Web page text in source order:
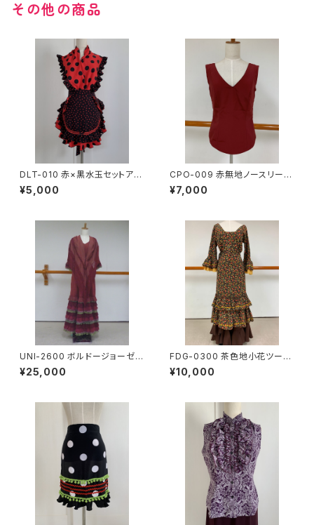
その他の商品
DLT-010 赤×黒水玉セットアッ
プ
¥5,000
CPO-009 赤無地ノースリーブ
Vネックブラウス
¥7,000
UNI-2600 ボルドージョーゼッ
トワンピース
¥25,000
FDG-0300 茶色地小花ツーピ
ース
¥10,000